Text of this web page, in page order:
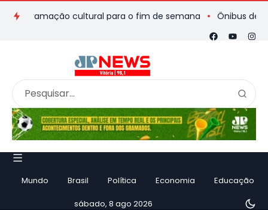
cultural para o fim de semana Ônibus de
Mundo Brasil Política Economia Educação
sábado, 8 ago 2026